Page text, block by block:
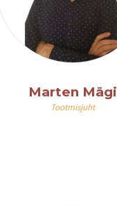
Marten Mägi
Tootmisjuht